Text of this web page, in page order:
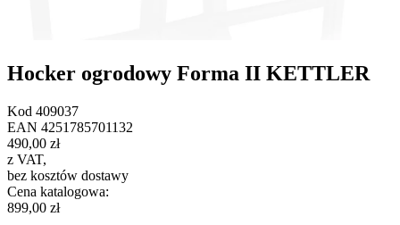
Hocker ogrodowy Forma II KETTLER
Kod 409037
EAN 4251785701132
490,00 zł
z VAT,
bez kosztów dostawy
Cena katalogowa:
899,00 zł